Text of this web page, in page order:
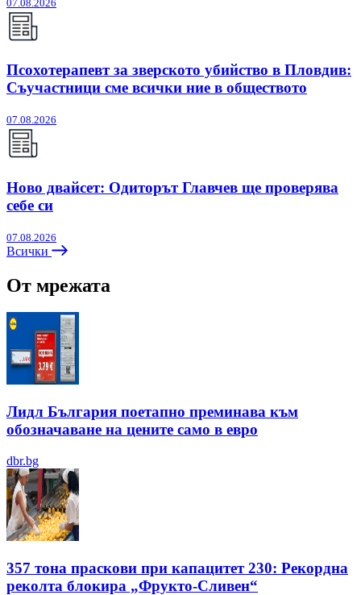
07.08.2026
Псохотерапевт за зверското убийство в Пловдив:
Съучастници сме всички ние в обществото
07.08.2026
Ново двайсет: Одиторът Главчев ще проверява
себе си
07.08.2026
Всички
От мрежата
Лидл България поетапно преминава към
обозначаване на цените само в евро
dbr.bg
357 тона праскови при капацитет 230: Рекордна
реколта блокира „Фрукто-Сливен“